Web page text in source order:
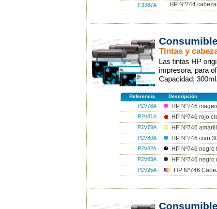
F9J87A HP Nº744
Tintas y
Las tintas HP
impresora, para
Capacidad:
Referencia Descripción
P2V78A HP Nº746
P2V81A HP Nº746 rojo
P2V79A HP Nº746
P2V80A HP Nº746 cian
P2V82A HP Nº746 negro
P2V83A HP Nº746 negro
P2V25A HP Nº746